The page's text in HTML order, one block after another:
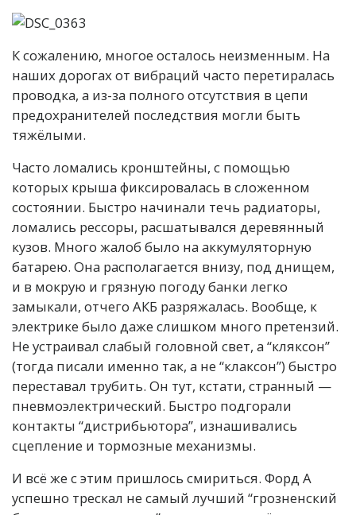
К сожалению, многое осталось неизменным. На
наших дорогах от вибраций часто перетиралась
проводка, а из-за полного отсутствия в цепи
предохранителей последствия могли быть
тяжёлыми.
Часто ломались кронштейны, с помощью
которых крыша фиксировалась в сложенном
состоянии. Быстро начинали течь радиаторы,
ломались рессоры, расшатывался деревянный
кузов. Много жалоб было на аккумуляторную
батарею. Она располагается внизу, под днищем,
и в мокрую и грязную погоду банки легко
замыкали, отчего АКБ разряжалась. Вообще, к
электрике было даже слишком много претензий.
Не устраивал слабый головной свет, а “кляксон”
(тогда писали именно так, а не “клаксон”) быстро
переставал трубить. Он тут, кстати, странный —
пневмоэлектрический. Быстро подгорали
контакты “дистрибьютора”, изнашивались
сцепление и тормозные механизмы.
И всё же с этим пришлось смириться. Форд А
успешно трескал не самый лучший “грозненский